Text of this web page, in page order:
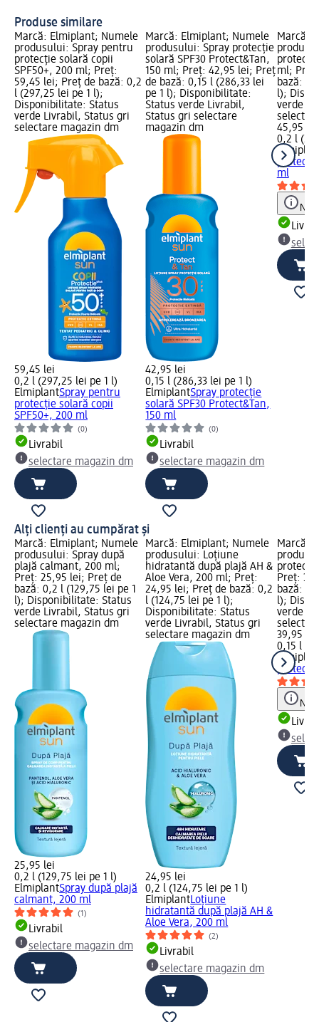
Produse similare
Marcă: Elmiplant; Numele
produsului: Spray pentru
protecție solară copii
SPF50+, 200 ml; Preț:
59,45 lei; Preț de bază: 0,2
l (297,25 lei pe 1 l);
Disponibilitate: Status
verde Livrabil, Status gri
selectare magazin dm
59,45 lei
0,2 l (297,25 lei pe 1 l)
ElmiplantSpray pentru
protecție solară copii
SPF50+, 200 ml
(0)
Livrabil
selectare magazin dm
Marcă: Elmiplant; Numele
produsului: Spray protecție
solară SPF30 Protect&Tan,
150 ml; Preț: 42,95 lei; Preț
de bază: 0,15 l (286,33 lei
pe 1 l); Disponibilitate:
Status verde Livrabil,
Status gri selectare
magazin dm
42,95 lei
0,15 l (286,33 lei pe 1 l)
ElmiplantSpray protecție
solară SPF30 Protect&Tan,
150 ml
(0)
Livrabil
selectare magazin dm
Marcă:
ml;
bază:
l);
verde
45,95 lei
0,2 l
ml
Notă
Alți clienți au cumpărat și
Marcă: Elmiplant; Numele
produsului: Spray după
plajă calmant, 200 ml;
Preț: 25,95 lei; Preț de
bază: 0,2 l (129,75 lei pe 1
l); Disponibilitate: Status
verde Livrabil, Status gri
selectare magazin dm
25,95 lei
0,2 l (129,75 lei pe 1 l)
ElmiplantSpray după plajă
calmant, 200 ml
(1)
Livrabil
selectare magazin dm
Marcă: Elmiplant; Numele
produsului: Loțiune
hidratantă după plajă AH &
Aloe Vera, 200 ml; Preț:
24,95 lei; Preț de bază: 0,2
l (124,75 lei pe 1 l);
Disponibilitate: Status
verde Livrabil, Status gri
selectare magazin dm
24,95 lei
0,2 l (124,75 lei pe 1 l)
ElmiplantLoțiune
hidratantă după plajă AH &
Aloe Vera, 200 ml
(2)
Livrabil
selectare magazin dm
Marcă:
Preț:
bază:
l);
verde
39,95 lei
0,15 l
Notă